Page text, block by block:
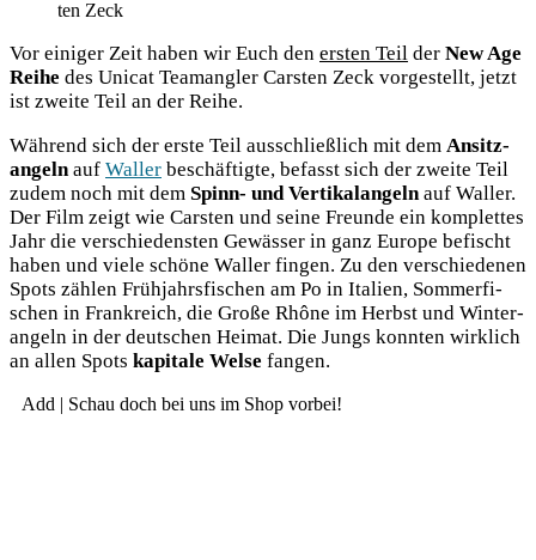
ten Zeck
Vor eini­ger Zeit haben wir Euch den ers­ten Teil der New Age
Rei­he des Uni­cat Teamang­ler Cars­ten Zeck vor­ge­stellt, jetzt
ist zwei­te Teil an der Reihe.
Wäh­rend sich der ers­te Teil aus­schließ­lich mit dem Ansitz­
an­geln auf Wal­ler beschäf­tig­te, befasst sich der zwei­te Teil
zudem noch mit dem Spinn- und Ver­ti­kal­an­geln auf Wal­ler.
Der Film zeigt wie Cars­ten und sei­ne Freun­de ein kom­plet­tes
Jahr die ver­schie­dens­ten Gewäs­ser in ganz Euro­pe befischt
haben und vie­le schö­ne Wal­ler fin­gen. Zu den ver­schie­de­nen
Spots zäh­len Früh­jahrs­fi­schen am Po in Ita­li­en, Som­mer­fi­
schen in Frank­reich, die Gro­ße Rhô­ne im Herbst und Win­ter­
an­geln in der deut­schen Hei­mat. Die Jungs konn­ten wirk­lich
an allen Spots kapi­ta­le Wel­se fangen.
Add | Schau doch bei uns im Shop vorbei!